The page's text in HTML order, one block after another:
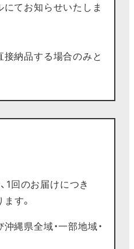
にてお知らせいたしま
接納品する場合のみと
1回のお届けにつき
す。
縄県全域・一部地域・